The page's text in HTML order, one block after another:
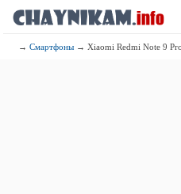
→Смартфоны → Xiaomi Redmi Note 9